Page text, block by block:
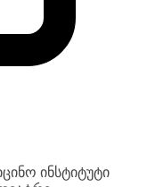
ინსტიტუტი